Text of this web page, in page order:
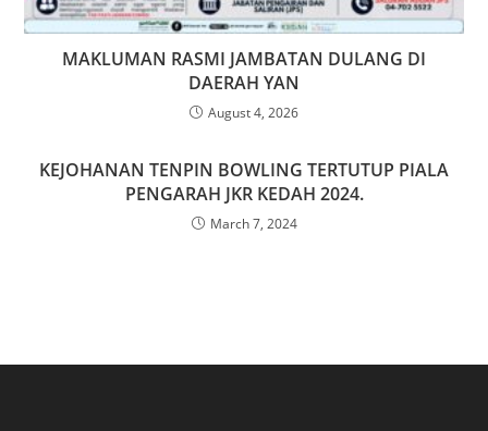
MAKLUMAN RASMI JAMBATAN DULANG DI
DAERAH YAN
August 4, 2026
KEJOHANAN TENPIN BOWLING TERTUTUP PIALA
PENGARAH JKR KEDAH 2024.
March 7, 2024